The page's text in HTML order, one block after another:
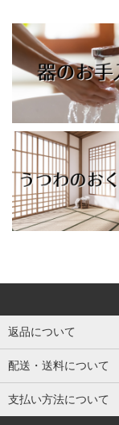
返品について
配送・送料について
支払い方法について